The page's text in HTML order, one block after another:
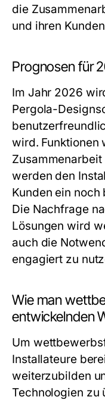
die
und ihren
Prognosen für
Im Jahr 2026
Pergola-
wird. Funktionen
werden den
Kunden ein noch
Die Nachfrage
Lösungen wird
auch die
engagiert zu
Wie man
entwickelnden
Um
Installateure
weiterzubilden
Technologien zu